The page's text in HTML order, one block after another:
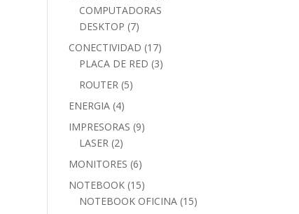
COMPUTADORAS
DESKTOP 77
productos
CONECTIVIDAD 1717
productos
PLACA DE RED 33
ROUTER 55
ENERGIA 44
productos
IMPRESORAS 99
LASER 22
productos
MONITORES 66
productos
NOTEBOOK 1515
productos
NOTEBOOK OFICINA 1515